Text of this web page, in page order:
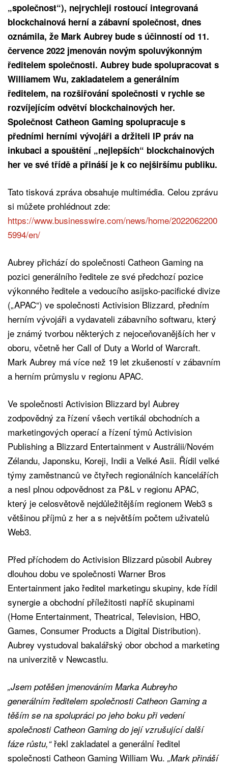
„společnost“), nejrychleji rostoucí integrovaná
blockchainová herní a zábavní společnost, dnes
oznámila, že Mark Aubrey bude s účinností od 11.
července 2022 jmenován novým spoluvýkonným
ředitelem společnosti. Aubrey bude spolupracovat s
Williamem Wu, zakladatelem a generálním
ředitelem, na rozšiřování společnosti v rychle se
rozvíjejícím odvětví blockchainových her.
Společnost Catheon Gaming spolupracuje s
předními herními vývojáři a držiteli IP práv na
inkubaci a spouštění „nejlepších“ blockchainových
her ve své třídě a přináší je k co nejširšímu publiku.
Tato tisková zpráva obsahuje multimédia. Celou zprávu
si můžete prohlédnout zde:
https://www.businesswire.com/news/home/2022062200
5994/en/
Aubrey přichází do společnosti Catheon Gaming na
pozici generálního ředitele ze své předchozí pozice
výkonného ředitele a vedoucího asijsko-pacifické divize
(„APAC“) ve společnosti Activision Blizzard, předním
herním vývojáři a vydavateli zábavního softwaru, který
je známý tvorbou některých z nejoceňovanějších her v
oboru, včetně her Call of Duty a World of Warcraft.
Mark Aubrey má více než 19 let zkušeností v zábavním
a herním průmyslu v regionu APAC.
Ve společnosti Activision Blizzard byl Aubrey
zodpovědný za řízení všech vertikál obchodních a
marketingových operací a řízení týmů Activision
Publishing a Blizzard Entertainment v Austrálii/Novém
Zélandu, Japonsku, Koreji, Indii a Velké Asii. Řídil velké
týmy zaměstnanců ve čtyřech regionálních kancelářích
a nesl plnou odpovědnost za P&L v regionu APAC,
který je celosvětově nejdůležitějším regionem Web3 s
většinou příjmů z her a s největším počtem uživatelů
Web3.
Před příchodem do Activision Blizzard působil Aubrey
dlouhou dobu ve společnosti Warner Bros
Entertainment jako ředitel marketingu skupiny, kde řídil
synergie a obchodní příležitosti napříč skupinami
(Home Entertainment, Theatrical, Television, HBO,
Games, Consumer Products a Digital Distribution).
Aubrey vystudoval bakalářský obor obchod a marketing
na univerzitě v Newcastlu.
„Jsem potěšen jmenováním Marka Aubreyho
generálním ředitelem společnosti Catheon Gaming a
těším se na spolupráci po jeho boku při vedení
společnosti Catheon Gaming do její vzrušující další
fáze růstu,“řekl zakladatel a generální ředitel
společnosti Catheon Gaming William Wu. „Mark přináší